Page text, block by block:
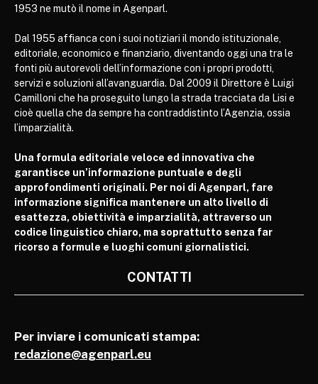
1953 ne mutò il nome in Agenparl.
Dal 1955 affianca con i suoi notiziari il mondo istituzionale,
editoriale, economico e finanziario, diventando oggi una tra le
fonti più autorevoli dell’informazione con i propri prodotti,
servizi e soluzioni all’avanguardia. Dal 2009 il Direttore è Luigi
Camilloni che ha proseguito lungo la strada tracciata da Lisi e
cioè quella che da sempre ha contraddistinto l’Agenzia, ossia
l’imparzialità.
Una formula editoriale veloce ed innovativa che
garantisce un’informazione puntuale e degli
approfondimenti originali. Per noi di Agenparl, fare
informazione significa mantenere un alto livello di
esattezza, obiettività e imparzialità, attraverso un
codice linguistico chiaro, ma soprattutto senza far
ricorso a formule e luoghi comuni giornalistici.
CONTATTI
Per inviare i comunicati stampa:
redazione@agenparl.eu